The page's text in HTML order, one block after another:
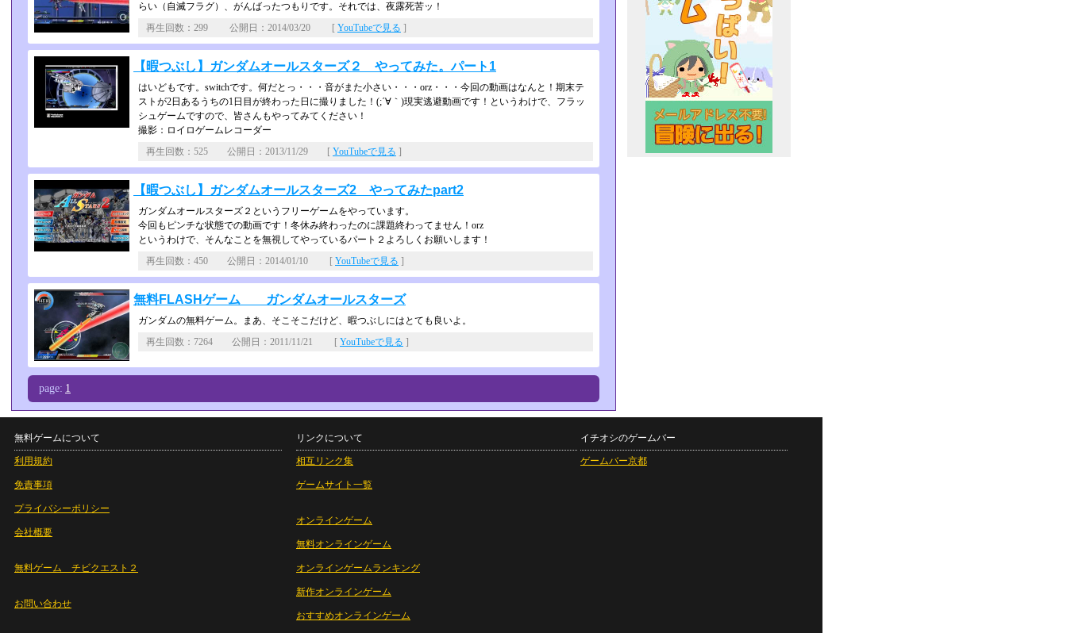
らい（自滅フラグ）、がんばったつもりです。それでは、夜露死苦ッ！
再生回数：299 公開日：2014/03/20 [ YouTubeで見る ]
【暇つぶし】ガンダムオールスターズ２ やってみた。パート1
はいどもです。switchです。何だとっ・・・音がまた小さい・・・orz・・・今­回の動画はなんと！期末テ
ストが2日あるうちの1日目が終わった日に撮りました！(;­´∀｀)現実逃避動画です！というわけで、フラッ
シュゲームですので、皆さんもやって­みてください！
撮影：ロイロゲームレコーダー
再生回数：525 公開日：2013/11/29 [ YouTubeで見る ]
【暇つぶし】ガンダムオールスターズ2 やってみたpart2
ガンダムオールスターズ２というフリーゲームをやっています。
今回もピンチな状態での動画です！冬休み終わったのに課題終わってません！orz
というわけで、そんなことを無視してやっているパート２よろしくお願いします！
再生回数：450 公開日：2014/01/10 [ YouTubeで見る ]
無料FLASHゲーム ガンダムオールスターズ
ガンダムの無料ゲーム。まあ、そこそこだけど、暇つぶしにはとても良いよ。
再生回数：7264 公開日：2011/11/21 [ YouTubeで見る ]
page: 1
無料ゲームについて
利用規約
免責事項
プライバシーポリシー
会社概要
無料ゲーム チビクエスト２
お問い合わせ
リンクについて
相互リンク集
ゲームサイト一覧
オンラインゲーム
無料オンラインゲーム
オンラインゲームランキング
新作オンラインゲーム
おすすめオンラインゲーム
イチオシのゲームバー
ゲームバー京都